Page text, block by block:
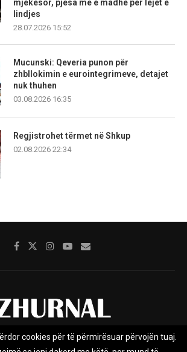
mjekësor, pjesa më e madhe për lejet e
lindjes
28.07.2026 15:52
Mucunski: Qeveria punon për
zhbllokimin e eurointegrimeve, detajet
nuk thuhen
03.08.2026 16:35
Regjistrohet tërmet në Shkup
02.08.2026 22:34
Impresumi Marketing Kontakt
cookies për të përmirësuar përvojën tuaj.